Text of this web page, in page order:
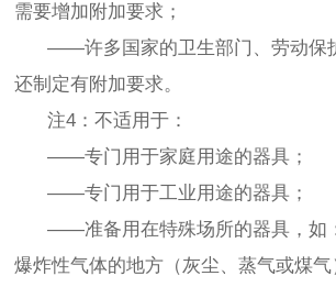
需要增加附加要求；
——许多国家的卫生部门、劳动保
还制定有附加要求。
注4：不适用于：
——专门用于家庭用途的器具；
——专门用于工业用途的器具；
——准备用在特殊场所的器具，如
爆炸性气体的地方（灰尘、蒸气或煤气